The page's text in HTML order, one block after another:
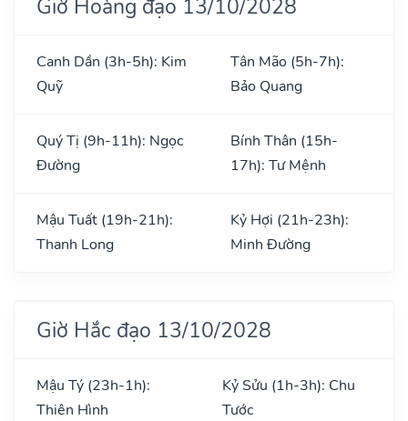
Giờ Hoàng đạo 13/10/2028
Canh Dần (3h-5h): Kim
Quỹ
Tân Mão (5h-7h):
Bảo Quang
Quý Tị (9h-11h): Ngọc
Đường
Bính Thân (15h-
17h): Tư Mệnh
Mậu Tuất (19h-21h):
Thanh Long
Kỷ Hợi (21h-23h):
Minh Đường
Giờ Hắc đạo 13/10/2028
Mậu Tý (23h-1h):
Thiên Hình
Kỷ Sửu (1h-3h): Chu
Tước